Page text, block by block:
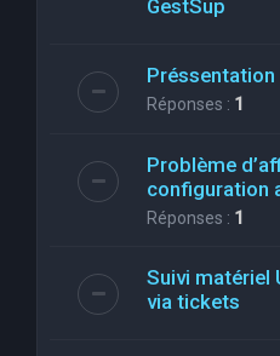
GestSup
Réponses : 1
Problème
configuration
Réponses : 1
Suivi matériel
via tickets